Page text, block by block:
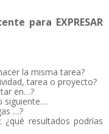
para EXPRESAR
la misma tarea?
tarea o proyecto?
en…?
siguiente….
…?
resultados podrías